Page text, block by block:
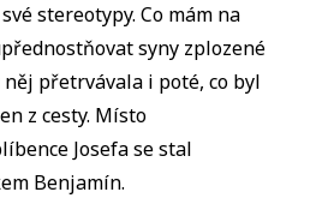
stereotypy. Co mám na
syny zplozené
přetrvávala i poté, co byl
z cesty. Místo
Josefa se stal
Benjamín.